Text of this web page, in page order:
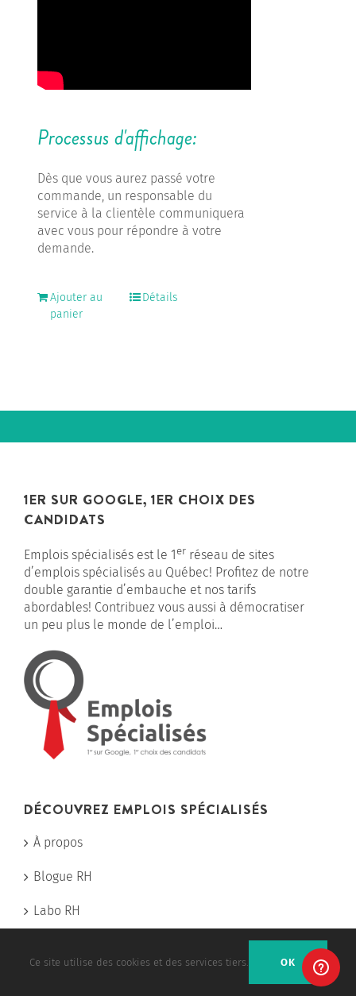
Processus d'affichage:
Dès que vous aurez passé votre
commande, un responsable du
service à la clientèle communiquera
avec vous pour répondre à votre
demande.
Ajouter au
panier
Détails
1ER SUR GOOGLE, 1ER CHOIX DES
CANDIDATS
Emplois spécialisés est le 1er réseau de sites
d’emplois spécialisés au Québec! Profitez de notre
double garantie d’embauche et nos tarifs
abordables! Contribuez vous aussi à démocratiser
un peu plus le monde de l’emploi…
DÉCOUVREZ EMPLOIS SPÉCIALISÉS
À propos
Blogue RH
Labo RH
Ce site utilise des cookies et des services tiers. OK